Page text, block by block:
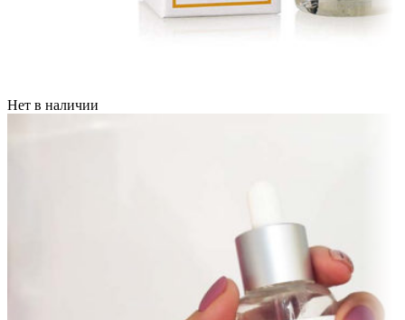
Нет в наличии